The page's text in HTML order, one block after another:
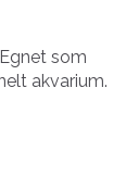
som
akvarium.